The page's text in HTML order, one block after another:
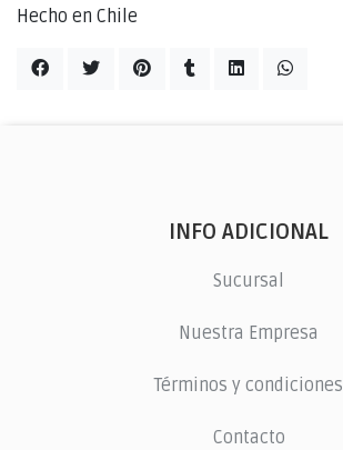
Hecho en Chile
INFO ADICIONAL
Sucursal
Nuestra Empresa
Términos y condiciones
Contacto